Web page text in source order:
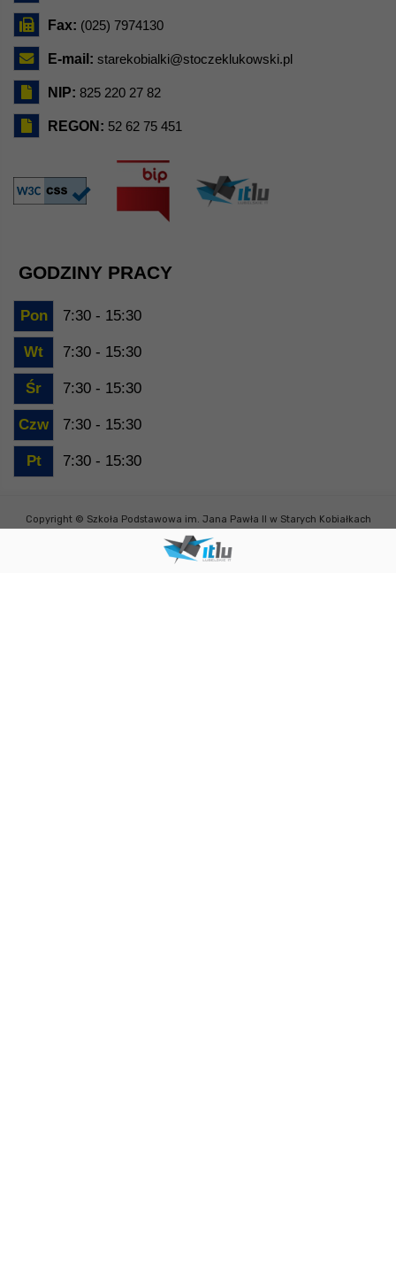
Fax: (025) 7974130
E-mail: starekobialki@stoczeklukowski.pl
NIP: 825 220 27 82
REGON: 52 62 75 451
GODZINY PRACY
Pon 7:30 - 15:30
Wt 7:30 - 15:30
Śr 7:30 - 15:30
Czw 7:30 - 15:30
Pt 7:30 - 15:30
Copyright © Szkoła Podstawowa im. Jana Pawła II w Starych Kobiałkach